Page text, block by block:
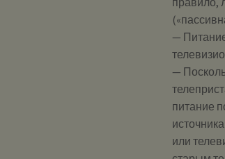
—
—
питание
или